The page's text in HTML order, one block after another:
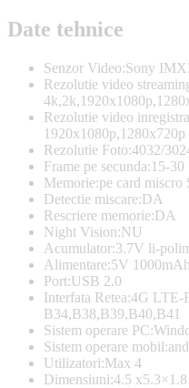
Date tehnice
Senzor Video:Sony
Rezolutie video
Rezolutie video
1920x1080p,1280x720p
Rezolutie Foto:4032/
Frame pe secunda:15-30
Memorie:pe card
Detectie miscare:DA
Rescriere memorie:DA
Night Vision:NU
Acumulator:3.7V li-
Alimentare:5V 1000mAh
Port:USB 2.0
Interfata Retea:4G
B34,B38,B39,B40,B41
Sistem operare
Sistem operare
Utilizatori:Max 4
Dimensiuni:4.5 x5.3×1.8